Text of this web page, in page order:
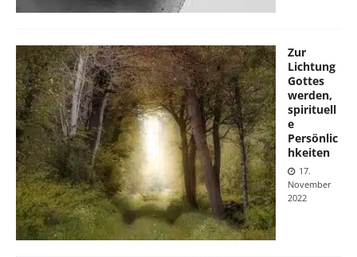
Zur
Lichtung
Gottes
werden,
spirituell
e
Persönlic
hkeiten
17.
November
2022